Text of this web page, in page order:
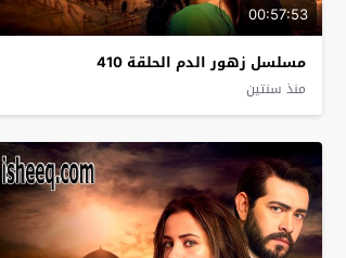
00:57:53
مسلسل زهور الدم الحلقة 410
منذ سنتين